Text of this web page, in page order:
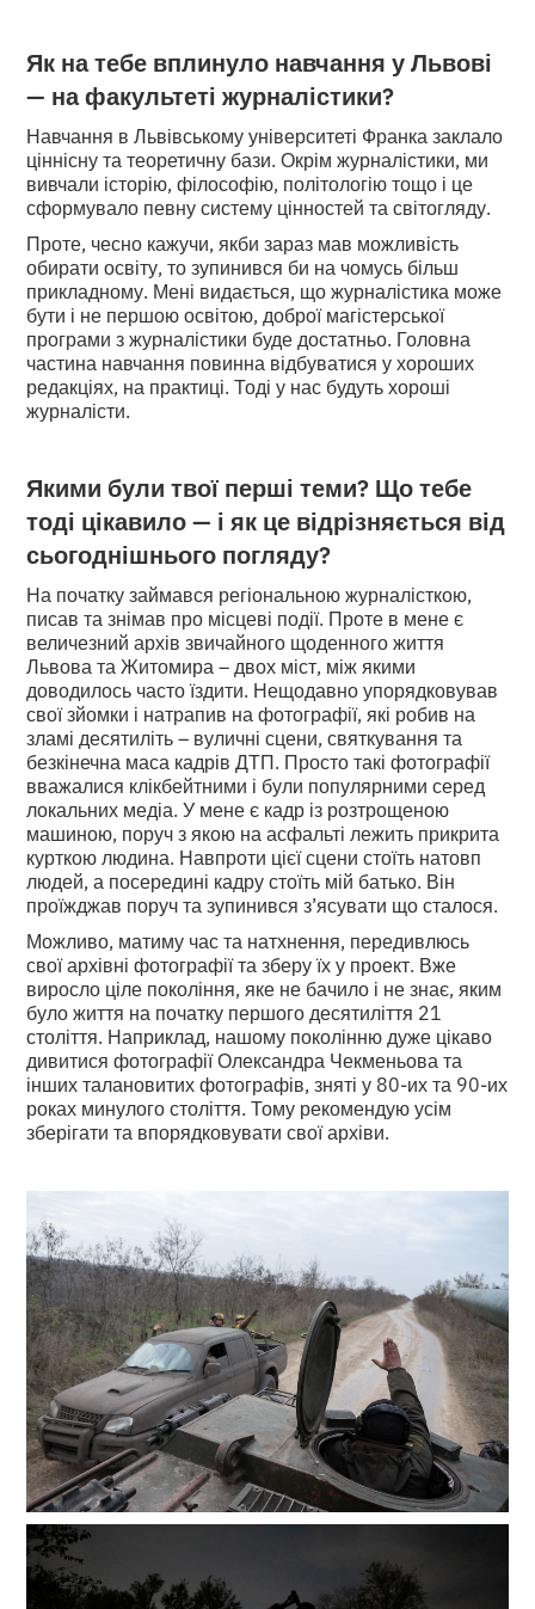
Як на тебе вплинуло навчання у Львові
— на факультеті журналістики?
Навчання в Львівському університеті Франка заклало
ціннісну та теоретичну бази. Окрім журналістики, ми
вивчали історію, філософію, політологію тощо і це
сформувало певну систему цінностей та світогляду.
Проте, чесно кажучи, якби зараз мав можливість
обирати освіту, то зупинився би на чомусь більш
прикладному. Мені видається, що журналістика може
бути і не першою освітою, доброї магістерської
програми з журналістики буде достатньо. Головна
частина навчання повинна відбуватися у хороших
редакціях, на практиці. Тоді у нас будуть хороші
журналісти.
Якими були твої перші теми? Що тебе
тоді цікавило — і як це відрізняється від
сьогоднішнього погляду?
На початку займався регіональною журналісткою,
писав та знімав про місцеві події. Проте в мене є
величезний архів звичайного щоденного життя
Львова та Житомира – двох міст, між якими
доводилось часто їздити. Нещодавно упорядковував
свої зйомки і натрапив на фотографії, які робив на
зламі десятиліть – вуличні сцени, святкування та
безкінечна маса кадрів ДТП. Просто такі фотографії
вважалися клікбейтними і були популярними серед
локальних медіа. У мене є кадр із розтрощеною
машиною, поруч з якою на асфальті лежить прикрита
курткою людина. Навпроти цієї сцени стоїть натовп
людей, а посередині кадру стоїть мій батько. Він
проїжджав поруч та зупинився з’ясувати що сталося.
Можливо, матиму час та натхнення, передивлюсь
свої архівні фотографії та зберу їх у проект. Вже
виросло ціле покоління, яке не бачило і не знає, яким
було життя на початку першого десятиліття 21
століття. Наприклад, нашому поколінню дуже цікаво
дивитися фотографії Олександра Чекменьова та
інших талановитих фотографів, зняті у 80-их та 90-их
роках минулого століття. Тому рекомендую усім
зберігати та впорядковувати свої архіви.